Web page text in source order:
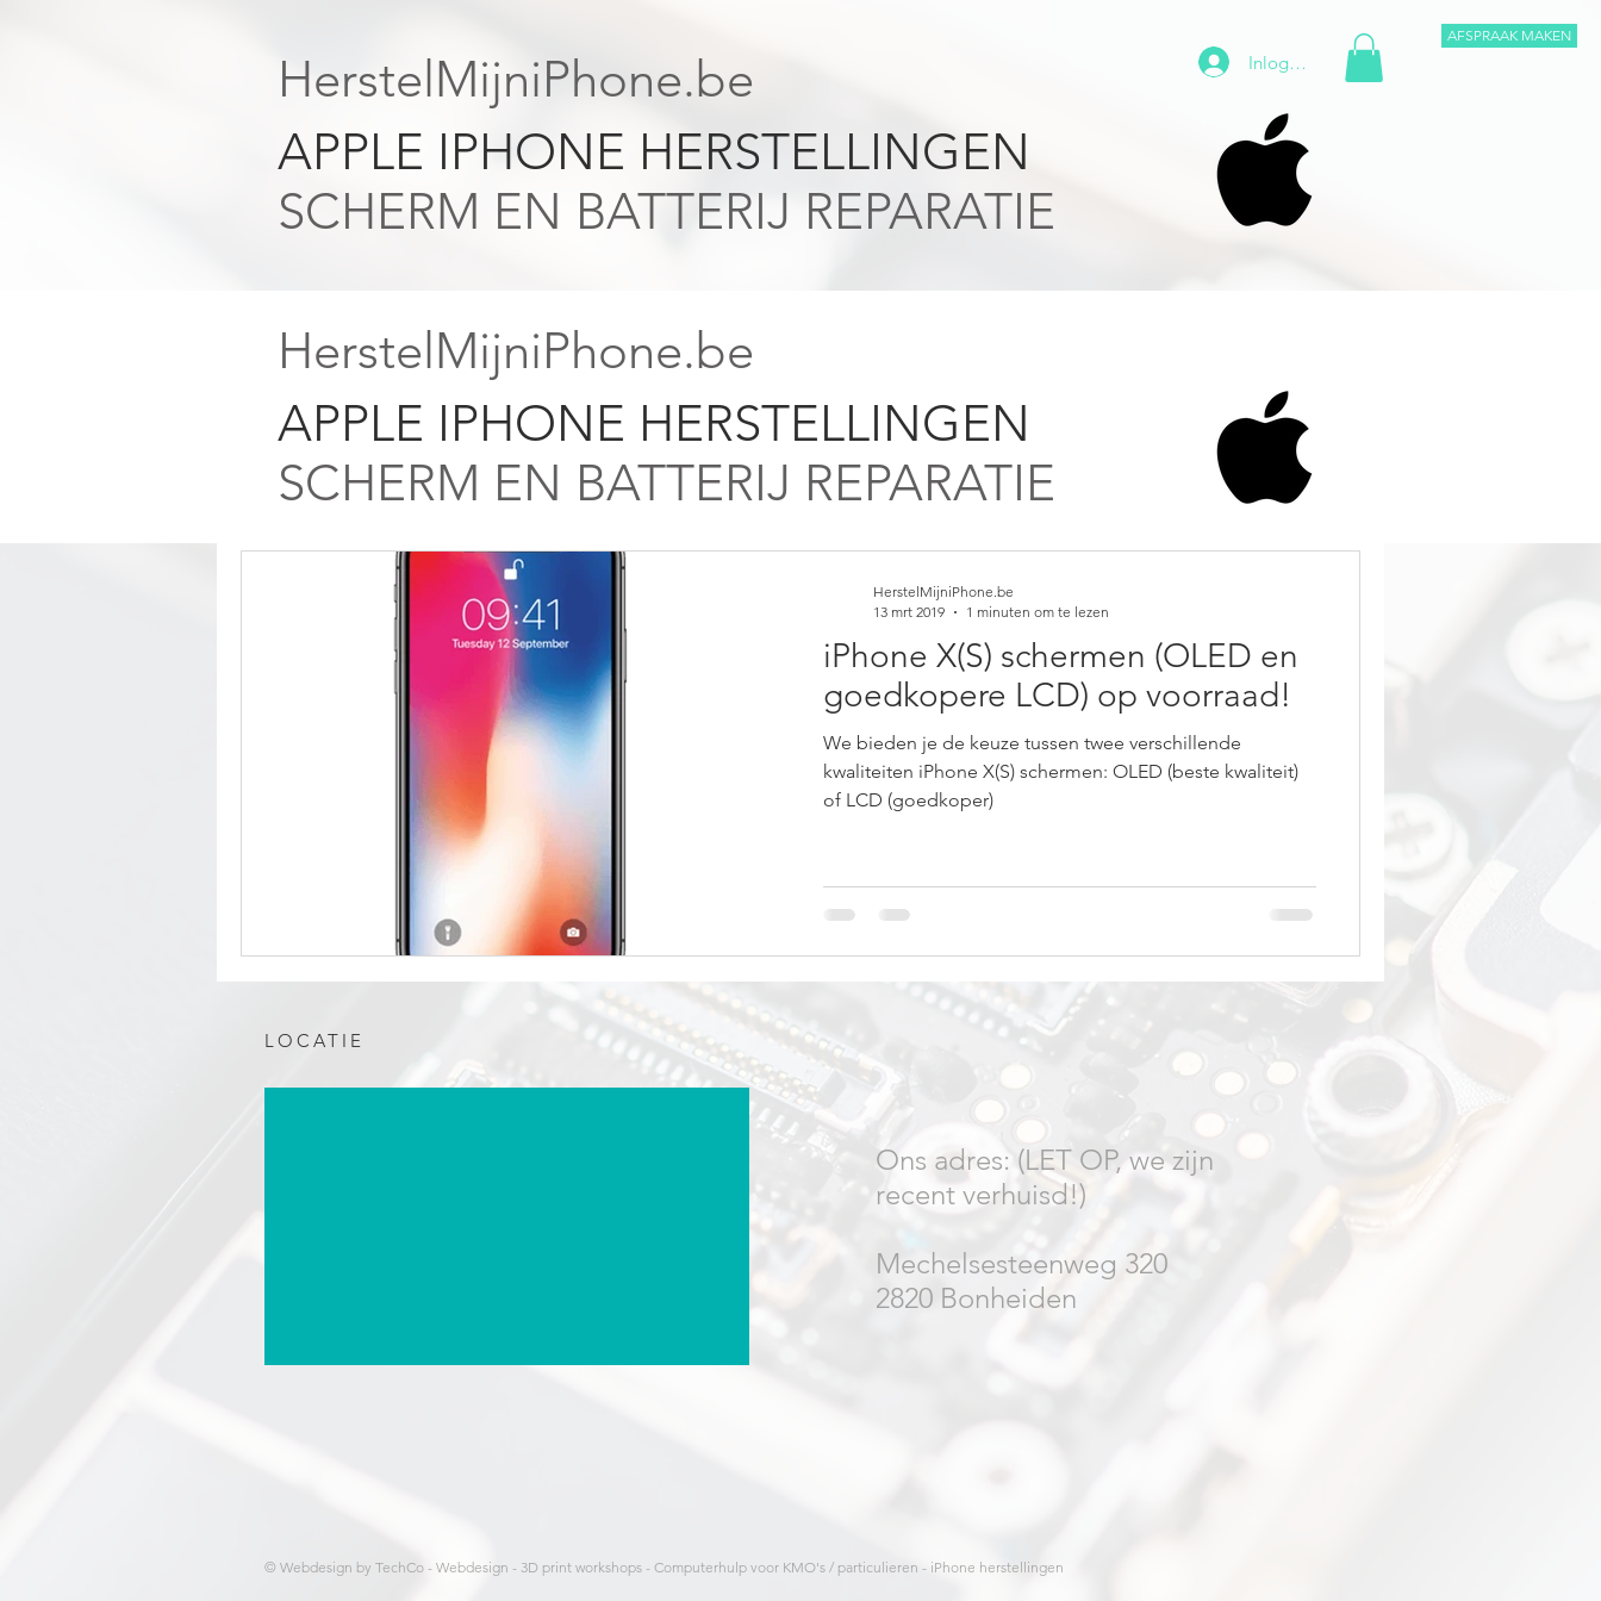
AFSPRAAK MAKEN
Inloggen
HerstelMijniPhone.be
APPLE IPHONE HERSTELLINGEN
SCHERM EN BATTERIJ REPARATIE
Alle berichten
iPhone X(S) schermen (OLED en
goedkopere LCD) op voorraad!
We bieden je de keuze tussen twee verschillende
kwaliteiten iPhone X(S) schermen: OLED (beste kwaliteit)
of LCD (goedkoper)
HerstelMijniPhone.be
13 mrt 2019
1 minuten om te lezen
HerstelMijniPhone.be
APPLE IPHONE HERSTELLINGEN
SCHERM EN BATTERIJ REPARATIE
LOCATIE
Ons adres: (LET OP, we zijn
recent verhuisd!)
Mechelsesteenweg 320
2820 Bonheiden
© Webdesign by TechCo - Webdesign - 3D print workshops - Computerhulp voor KMO's / particulieren - iPhone herstellingen